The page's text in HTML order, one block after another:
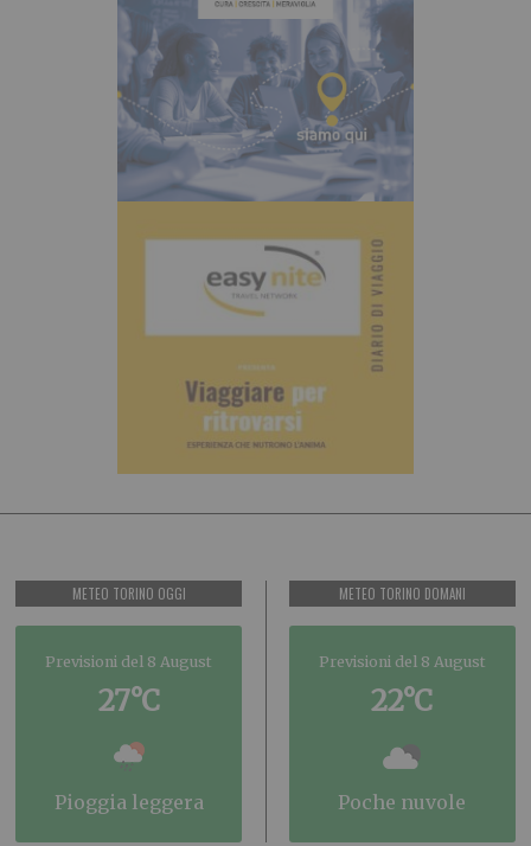
METEO TORINO OGGI
Previsioni del 8 August
27°C
pioggia leggera
METEO TORINO DOMANI
Previsioni del 8 August
22°C
poche nuvole